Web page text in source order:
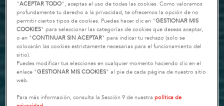
"ACEPTAR TODO", aceptas el uso de todas las cookies. Como valoramos
profundamente tu derecho a la privacidad, te ofrecemos la opción de no
permitir ciertos tipos de cookies. Puedes hacer clic en "GESTIONAR MIS
COOKIES" para seleccionar las categorías de cookies que deseas aceptar,
o en "CONTINUAR SIN ACEPTAR" para indicar tu rechazo (solo se
colocarán las cookies estrictamente necesarias para el funcionamiento del
sitio).
Puedes modificar tus elecciones en cualquier momento haciendo clic en el
enlace "GESTIONAR MIS COOKIES" al pie de cada página de nuestro sitio
web.
Para más información, consulta la Sección 9 de nuestrapolítica de